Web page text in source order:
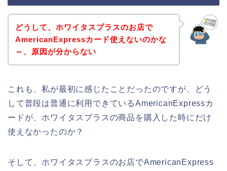
どうして、ホワイタスプラスのお店で
AmericanExpressカード使えないのかな
～、原因が分からない
これも、私が最初に感じたことだったのですが、どう
して普段は普通に利用できているAmericanExpressカ
ードが、ホワイタスプラスの商品を購入した時にだけ
使えなかったのか？
そして、ホワイタスプラスのお店でAmericanExpress